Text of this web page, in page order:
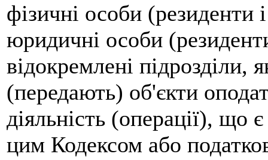
фізичні особи (резиденти
юридичні особи
відокремлені
(передають) об'єкти
діяльність (операції), що
цим Кодексом або